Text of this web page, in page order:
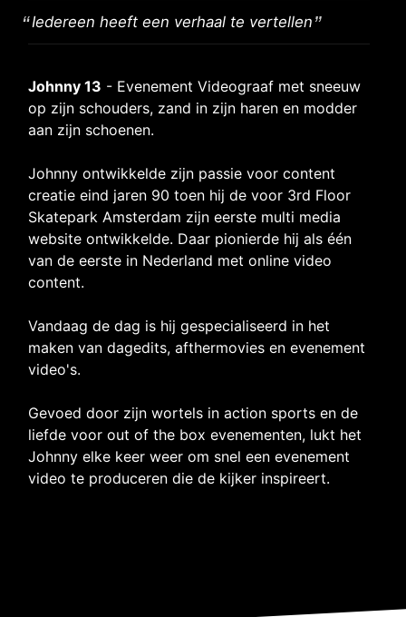
Iedereen heeft een verhaal te vertellen
Johnny 13 - Evenement Videograaf met sneeuw
op zijn schouders, zand in zijn haren en modder
aan zijn schoenen.
Johnny ontwikkelde zijn passie voor content
creatie eind jaren 90 toen hij de voor 3rd Floor
Skatepark Amsterdam zijn eerste multi media
website ontwikkelde. Daar pionierde hij als één
van de eerste in Nederland met online video
content.
Vandaag de dag is hij gespecialiseerd in het
maken van dagedits, afthermovies en evenement
video's.
Gevoed door zijn wortels in action sports en de
liefde voor out of the box evenementen, lukt het
Johnny elke keer weer om snel een evenement
video te produceren die de kijker inspireert.